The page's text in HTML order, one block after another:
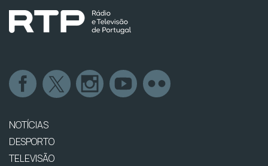
NOTÍCIAS
DESPORTO
TELEVISÃO